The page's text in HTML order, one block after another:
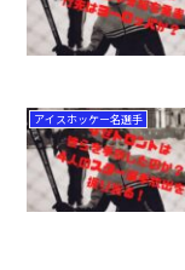
アイスホッケー名選手